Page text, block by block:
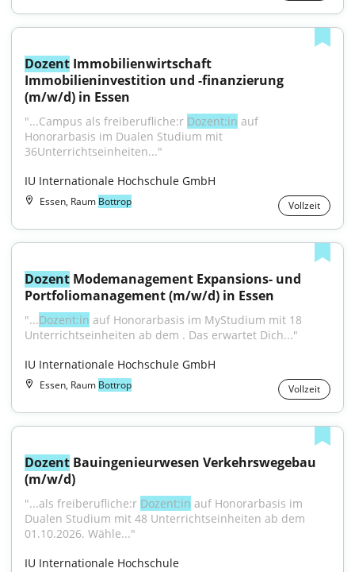
Dozent Immobilienwirtschaft
Immobilieninvestition und -finanzierung
(m/w/d) in Essen
"...Campus als freiberufliche:r Dozent:in auf
Honorarbasis im Dualen Studium mit
36Unterrichtseinheiten..."
IU Internationale Hochschule GmbH
Essen, Raum Bottrop Vollzeit
Dozent Modemanagement Expansions- und
Portfoliomanagement (m/w/d) in Essen
"...Dozent:in auf Honorarbasis im MyStudium mit 18
Unterrichtseinheiten ab dem . Das erwartet Dich..."
IU Internationale Hochschule GmbH
Essen, Raum Bottrop Vollzeit
Dozent Bauingenieurwesen Verkehrswegebau
(m/w/d)
"...als freiberufliche:r Dozent:in auf Honorarbasis im
Dualen Studium mit 48 Unterrichtseinheiten ab dem
01.10.2026. Wähle..."
IU Internationale Hochschule